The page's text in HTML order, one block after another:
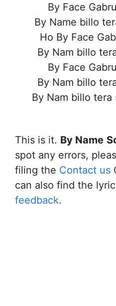
By Face
By Name billo
Ho By Face
By Nam billo
By Face
By Nam billo
By Nam billo
This is it. By Name
spot any errors,
filing the Contact us
can also find the
feedback.